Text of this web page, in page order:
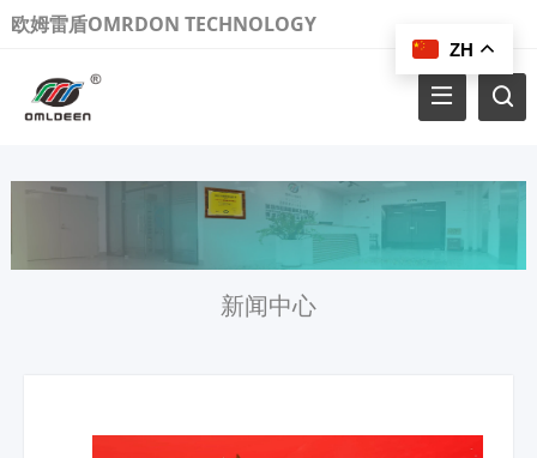
欧姆雷盾OMRDON TECHNOLOGY
新闻中心
ZH